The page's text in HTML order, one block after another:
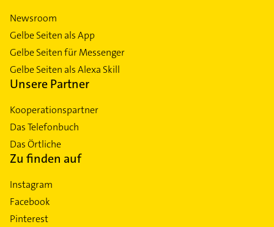
Newsroom
Gelbe Seiten als App
Gelbe Seiten für Messenger
Gelbe Seiten als Alexa Skill
Unsere Partner
Kooperationspartner
Das Telefonbuch
Das Örtliche
Zu finden auf
Instagram
Facebook
Pinterest